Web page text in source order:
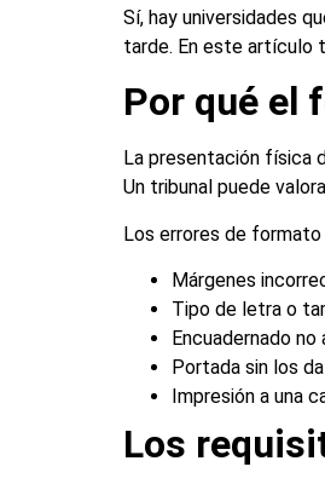
Sí, hay universidades
tarde. En este artículo
Por qué el
La presentación física
Un tribunal puede
Los errores de
Márgenes
Tipo de letra o
Encuadernado
Portada sin los
Impresión a una
Los